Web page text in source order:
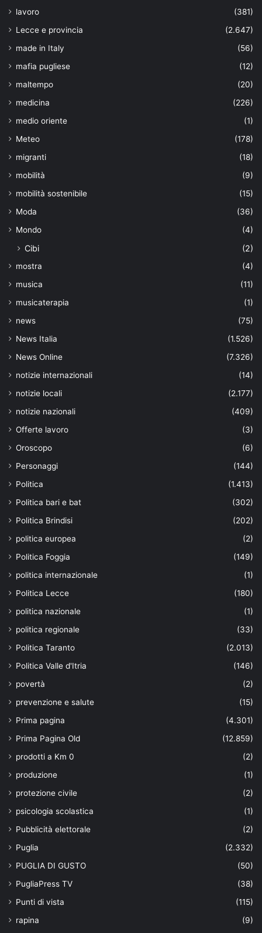
lavoro
(381)
Lecce e provincia
(2.647)
made in Italy
(56)
mafia pugliese
(12)
maltempo
(20)
medicina
(226)
medio oriente
(1)
Meteo
(178)
migranti
(18)
mobilità
(9)
mobilità sostenibile
(15)
Moda
(36)
Mondo
(4)
Cibi (2)
mostra
(4)
musica
(11)
musicaterapia
(1)
news
(75)
News Italia
(1.526)
News Online
(7.326)
notizie internazionali
(14)
notizie locali
(2.177)
notizie nazionali
(409)
Offerte lavoro
(3)
Oroscopo
(6)
Personaggi
(144)
Politica
(1.413)
Politica bari e bat
(302)
Politica Brindisi
(202)
politica europea
(2)
Politica Foggia
(149)
politica internazionale
(1)
Politica Lecce
(180)
politica nazionale
(1)
politica regionale
(33)
Politica Taranto
(2.013)
Politica Valle d'Itria
(146)
povertà
(2)
prevenzione e salute
(15)
Prima pagina
(4.301)
Prima Pagina Old
(12.859)
prodotti a Km 0
(2)
produzione
(1)
protezione civile
(2)
psicologia scolastica
(1)
Pubblicità elettorale
(2)
Puglia
(2.332)
PUGLIA DI GUSTO
(50)
PugliaPress TV
(38)
Punti di vista
(115)
rapina
(9)